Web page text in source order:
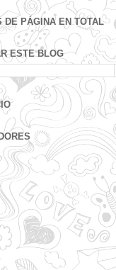
DE PÁGINA EN TOTAL
ESTE BLOG